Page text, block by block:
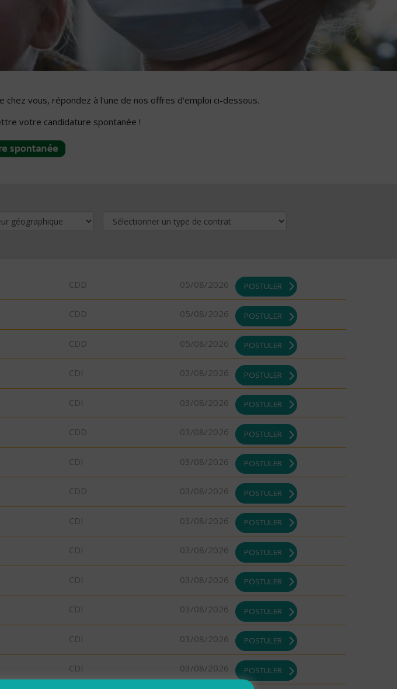
vous, répondez à l'une de nos offres d'emploi ci-dessous.
votre candidature spontanée !
CDD 05/08/2026 POSTULER
CDD 05/08/2026 POSTULER
CDD 05/08/2026 POSTULER
CDI 03/08/2026 POSTULER
CDI 03/08/2026 POSTULER
CDD 03/08/2026 POSTULER
CDI 03/08/2026 POSTULER
CDD 03/08/2026 POSTULER
CDI 03/08/2026 POSTULER
CDI 03/08/2026 POSTULER
CDI 03/08/2026 POSTULER
CDI 03/08/2026 POSTULER
CDI 03/08/2026 POSTULER
CDI 03/08/2026 POSTULER